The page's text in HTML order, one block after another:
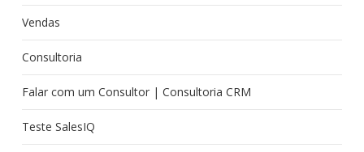
Vendas
Consultoria
Falar com um Consultor | Consultoria CRM
Teste SalesIQ